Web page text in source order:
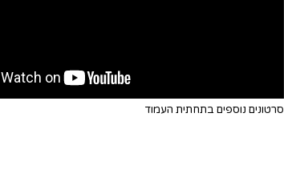
סרטונים נוספים בתחתית העמוד